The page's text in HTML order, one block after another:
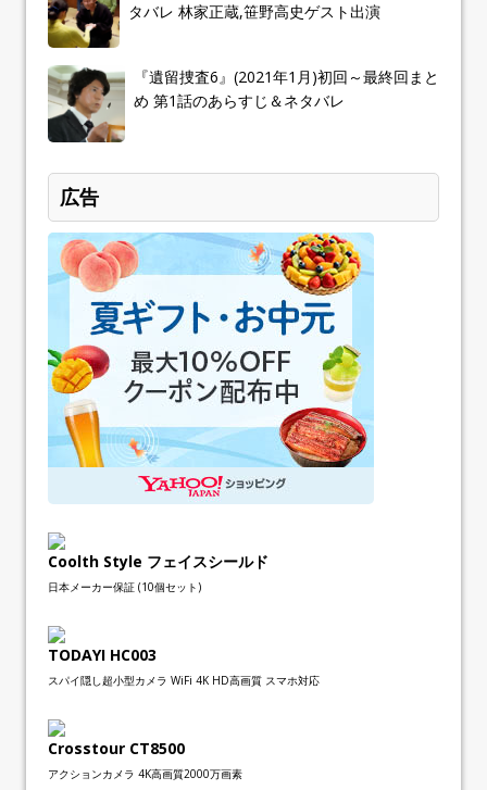
タバレ 林家正蔵,笹野高史ゲスト出演
『遺留捜査6』(2021年1月)初回～最終回まと
め 第1話のあらすじ＆ネタバレ
広告
Coolth Style フェイスシールド
日本メーカー保証 (10個セット)
TODAYI HC003
スパイ隠し超小型カメラ WiFi 4K HD高画質 スマホ対応
Crosstour CT8500
アクションカメラ 4K高画質2000万画素